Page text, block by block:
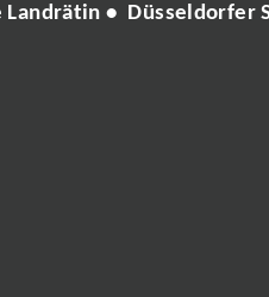
Landrätin •